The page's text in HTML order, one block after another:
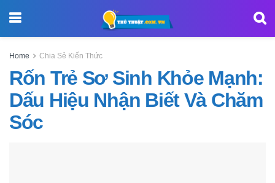
Home Chia Sẻ Kiến Thức
Rốn Trẻ Sơ Sinh Khỏe Mạnh:
Dấu Hiệu Nhận Biết Và Chăm
Sóc